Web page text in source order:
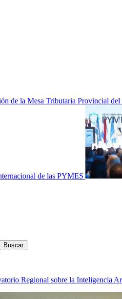
de la Mesa Tributaria Provincial
de las PYMES
Regional sobre la Inteligencia